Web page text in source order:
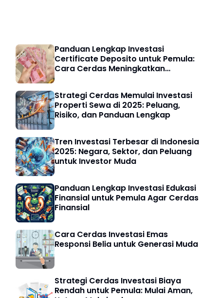
Panduan Lengkap Investasi
Certificate Deposito untuk Pemula:
Cara Cerdas Meningkatkan
Strategi Cerdas Memulai Investasi
Properti Sewa di 2025: Peluang,
Risiko, dan Panduan Lengkap
Tren Investasi Terbesar di Indonesia
2025: Negara, Sektor, dan Peluang
untuk Investor Muda
Panduan Lengkap Investasi Edukasi
Finansial untuk Pemula Agar Cerdas
Finansial
Cara Cerdas Investasi Emas
Responsi Belia untuk Generasi Muda
Strategi Cerdas Investasi Biaya
Rendah untuk Pemula: Mulai Aman,